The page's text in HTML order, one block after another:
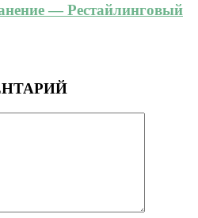
— Рестайлинговый